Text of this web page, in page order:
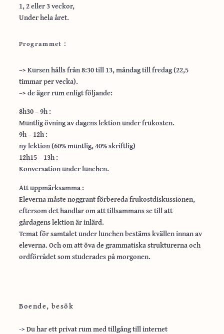
1, 2 eller 3 veckor,
Under hela året.
Programmet :
–> Kursen hålls från 8:30 till 13, måndag till fredag (22,5
timmar per vecka).
–> de äger rum enligt följande:
8h30 – 9h :
Muntlig övning av dagens lektion under frukosten.
9h – 12h :
ny lektion (60% muntlig, 40% skriftlig)
12h15 – 13h :
Konversation under lunchen.
Att uppmärksamma :
Eleverna måste noggrant förbereda frukostdiskussionen,
eftersom det handlar om att tillsammans se till att
gårdagens lektion är inlärd.
Temat för samtalet under lunchen bestäms kvällen innan av
eleverna. Och om att öva de grammatiska strukturerna och
ordförrådet som studerades på morgonen.
Boende, besök
-> Du har ett privat rum med tillgång till internet